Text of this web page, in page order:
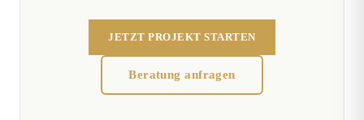
JETZT PROJEKT STARTEN
Beratung anfragen